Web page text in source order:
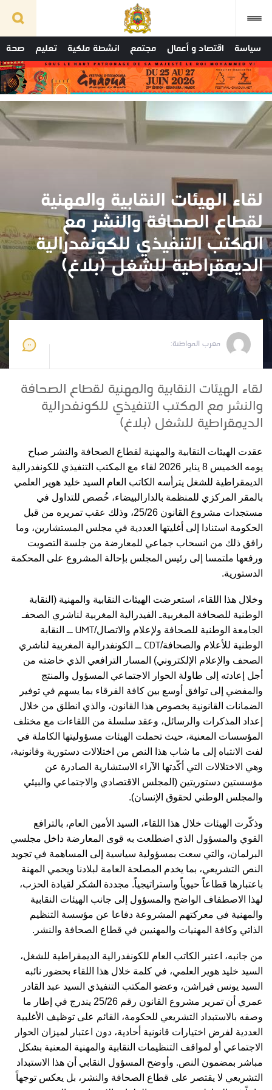
سياسة اقتصاد و أعمال مجتمع انشطة ملكية تعليم صحة
لقاء الهيئات النقابية والمهنية
لقطاع الصحافة والنشر مع
المكتب التنفيذي للكونفدرالية
الديمقراطية للشغل (بلاغ)
مغرب المواطنة:
لقاء الهيئات النقابية والمهنية لقطاع الصحافة
والنشر مع المكتب التنفيذي للكونفدرالية
الديمقراطية للشغل (بلاغ)
عقدت الهيئات النقابية والمهنية لقطاع الصحافة والنشر صباح
يومه الخميس 8 يناير 2026 لقاء مع المكتب التنفيذي للكونفدرالية
الديمقراطية للشغل يترأسه الكاتب العام السيد خليد هوير العلمي
بالمقر المركزي للمنظمة بالدارالبيضاء، خُصص للتداول في
مستجدات مشروع القانون 25/26، وذلك عقب تمريره من قبل
الحكومة استنادا إلى أغليتها العددية في مجلس المستشارين، وما
رافق ذلك من انسحاب جماعي للمعارضة من جلسة التصويت
ورفعها ملتمسا إلى رئيس المجلس بإحالة المشروع على المحكمة
الدستورية.
وخلال هذا اللقاء، استعرضت الهيئات النقابية والمهنية (النقابة
الوطنية للصحافة المغربيةـ الفيدرالية المغربية لناشري الصحفـ
الجامعة الوطنية للصحافة ولإعلام والاتصال/UMT ــ النقابة
الوطنية للأعلام والصحافة/CDT ــ الكونفدرالية المغربية لناشري
الصحف والإعلام الإلكتروني) المسار الترافعي الذي خاضته من
أجل إعادته إلى طاولة الحوار الاجتماعي المسؤول والمنتج
والمفضي إلى توافق أوسع بين كافة الفرقاء بما يسهم في توفير
الضمانات القانونية بخصوص هذا القانون، والذي انطلق من خلال
إعداد المذكرات والرسائل، وعقد سلسلة من اللقاءات مع مختلف
المؤسسات المعنية، حيث تحملت الهيئات مسؤوليتها الكاملة في
لفت الانتباه إلى ما شاب هذا النص من اختلالات دستورية وقانونية،
وهي الاختلالات التي أكّدتها الآراء الاستشارية الصادرة عن
مؤسستين دستوريتين (المجلس الاقتصادي والاجتماعي والبيئي
والمجلس الوطني لحقوق الإنسان).
وذكّرت الهيئات خلال هذا اللقاء، السيد الأمين العام، بالترافع
القوي والمسؤول الذي اضطلعت به قوى المعارضة داخل مجلسي
البرلمان، والتي سعت بمسؤولية سياسية إلى المساهمة في تجويد
النص التشريعي، بما يخدم المصلحة العامة لبلادنا ويحمي المهنة
باعتبارها قطاعاً حيوياً واستراتيجياً. مجددة الشكر لقيادة الحزب،
لهذا الاصطفاف الواضح والمسؤول إلى جانب الهيئات النقابية
والمهنية في معركتهم المشروعة دفاعا عن مؤسسة التنظيم
الذاتي وكافة المهنيات والمهنيين في قطاع الصحافة والنشر.
من جانبه، اعتبر الكاتب العام للكونفدرالية الديمقراطية للشغل،
السيد خليد هوير العلمي، في كلمة خلال هذا اللقاء بحضور نائبه
السيد يونس فيراشن، وعضو المكتب التنفيذي السيد عبد القادر
عمري أن تمرير مشروع القانون رقم 25/26 يندرج في إطار ما
وصفه بالاستبداد التشريعي للحكومة، القائم على توظيف الأغلبية
العددية لفرض اختيارات قانونية أحادية، دون اعتبار لميزان الحوار
الاجتماعي أو لمواقف التنظيمات النقابية والمهنية المعنية بشكل
مباشر بمضمون النص. وأوضح المسؤول النقابي أن هذا الاستبداد
التشريعي لا يقتصر على قطاع الصحافة والنشر، بل يعكس توجهاً